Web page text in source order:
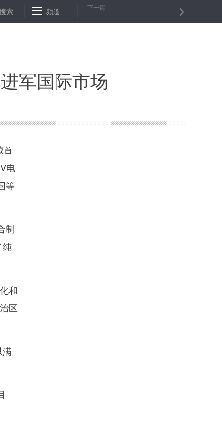
负担工作实施方案印发 确保主要行业税负明显降低 河北宁晋出
搜索 频道 下一篇
军国际市场
首
电
等
制
纯
和
区
满